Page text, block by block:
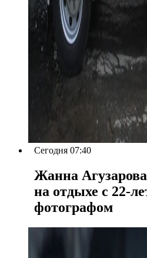
Сегодня 07:40
Жанна
на отдыхе с 22-
фотографом